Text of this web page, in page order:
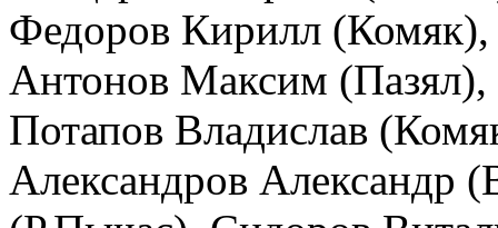
Федоров Кирилл (Комяк),
Антонов Максим (Пазял),
Потапов Владислав
Александров Александр